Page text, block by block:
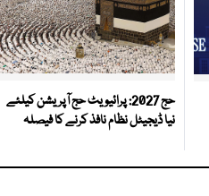
حج 2027: پرائیویٹ حج آپریشن کیلئے
نیا ڈیجیٹل نظام نافذ کرنے کا فیصلہ